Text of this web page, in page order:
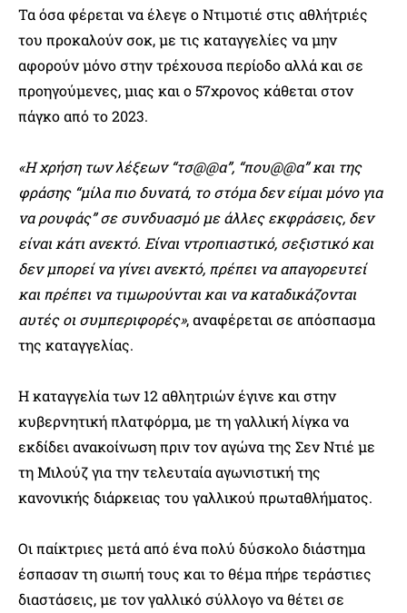
Τα όσα φέρεται να έλεγε ο Ντιμοτιέ στις αθλήτριές
του προκαλούν σοκ, με τις καταγγελίες να μην
αφορούν μόνο στην τρέχουσα περίοδο αλλά και σε
προηγούμενες, μιας και ο 57χρονος κάθεται στον
πάγκο από το 2023.
«Η χρήση των λέξεων “τσ@@α”, “που@@α” και της
φράσης “μίλα πιο δυνατά, το στόμα δεν είμαι μόνο για
να ρουφάς” σε συνδυασμό με άλλες εκφράσεις, δεν
είναι κάτι ανεκτό. Είναι ντροπιαστικό, σεξιστικό και
δεν μπορεί να γίνει ανεκτό, πρέπει να απαγορευτεί
και πρέπει να τιμωρούνται και να καταδικάζονται
αυτές οι συμπεριφορές», αναφέρεται σε απόσπασμα
της καταγγελίας.
Η καταγγελία των 12 αθλητριών έγινε και στην
κυβερνητική πλατφόρμα, με τη γαλλική λίγκα να
εκδίδει ανακοίνωση πριν τον αγώνα της Σεν Ντιέ με
τη Μιλούζ για την τελευταία αγωνιστική της
κανονικής διάρκειας του γαλλικού πρωταθλήματος.
Οι παίκτριες μετά από ένα πολύ δύσκολο διάστημα
έσπασαν τη σιωπή τους και το θέμα πήρε τεράστιες
διαστάσεις, με τον γαλλικό σύλλογο να θέτει σε